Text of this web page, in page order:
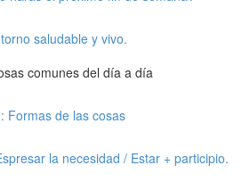
saludable y vivo.
comunes del día a día
Formas de las cosas
la necesidad / Estar + participio.